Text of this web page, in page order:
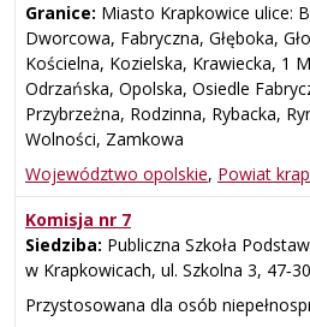
Granice: Miasto Krapkowice ulice:
Dworcowa, Fabryczna, Głęboka,
Kościelna, Kozielska, Krawiecka, 1
Odrzańska, Opolska, Osiedle
Przybrzeżna, Rodzinna, Rybacka,
Wolności, Zamkowa
Województwo opolskie, Powiat
Komisja nr 7
Siedziba: Publiczna Szkoła
w Krapkowicach, ul. Szkolna 3,
Przystosowana dla osób